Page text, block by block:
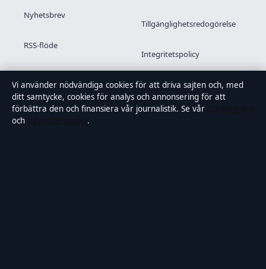
Nyhetsbrev
RSS-flöde
Tillgänglighetsredogörelse
Integritetspolicy
Kändisar & integritet
Vi använder nödvändiga cookies för att driva sajten och, med
ditt samtycke, cookies för analys och annonsering för att
förbättra den och finansiera vår journalistik. Se vår
och
.